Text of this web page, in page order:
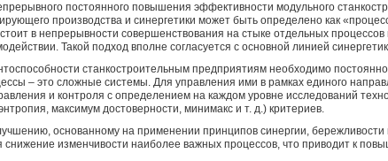
постоянного повышения эффективности модульного
производства и синергетики может быть определено как
в непрерывности совершенствования на стыке отдельных
Такой подход вполне согласуется с основной линией
станкостроительным предприятиям необходимо
– это сложные системы. Для управления ими в рамках единого
и контроля с определением на каждом уровне исследований
максимум достоверности, минимакс и т. д.) критериев.
основанному на применении принципов синергии, бережливости
снижение изменчивости наиболее важных процессов, что приводит к